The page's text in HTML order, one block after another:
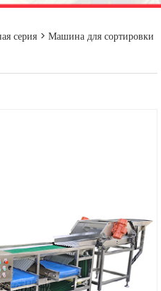
серия > Машина для сортировки